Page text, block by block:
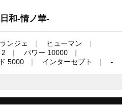
和-情ノ華-
ンジェ
ヒューマン
2
パワー 10000
5000 インターセプト -